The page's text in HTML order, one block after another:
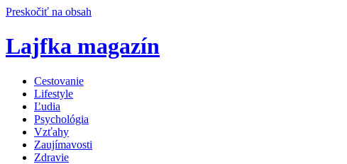
Preskočiť na obsah
Lajfka magazín
Cestovanie
Lifestyle
Ľudia
Psychológia
Vzťahy
Zaujímavosti
Zdravie